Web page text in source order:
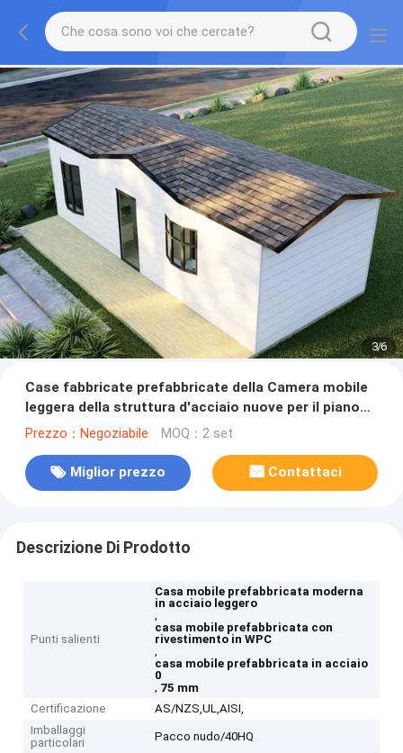
3/6
Case fabbricate prefabbricate della Camera mobile
leggera della struttura d'acciaio nuove per il piano
della nonna
Prezzo：Negoziabile MOQ：2 set
Miglior prezzo Contattaci
Descrizione Di Prodotto
Punti salienti
Casa mobile prefabbricata moderna
in acciaio leggero
,
casa mobile prefabbricata con
rivestimento in WPC
,
casa mobile prefabbricata in acciaio
0
, 75 mm
Certificazione
AS/NZS,UL,AISI,
Imballaggi
particolari
Pacco nudo/40HQ